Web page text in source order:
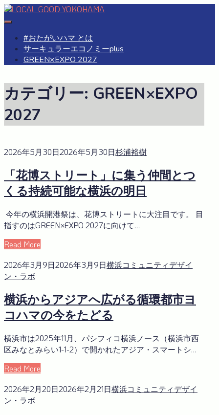
Skip
to
#おたがいハマ とは
サーキュラーエコノミーplus
GREEN×EXPO 2027
カテゴリー: GREEN×EXPO
2027
2026年5月30日2026年5月30日杉浦裕樹
「花博ストリート」に集う仲間とつ
くる持続可能な横浜の明日
今年の横浜開港祭は、花博ストリートに大注目です。 目
指すのはGREEN×EXPO 2027に向けて…
Read More
2026年3月9日2026年3月9日横浜コミュニティデザイ
ン・ラボ
横浜からアジアへ広がる循環都市ヨ
コハマの今をたどる
横浜市は2025年11月、パシフィコ横浜ノース（横浜市西
区みなとみらい1-1-2）で開かれたアジア・スマートシ…
Read More
2026年2月20日2026年2月21日横浜コミュニティデザイ
ン・ラボ